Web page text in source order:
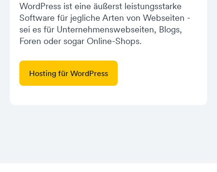
WordPress ist eine äußerst leistungsstarke
Software für jegliche Arten von Webseiten -
sei es für Unternehmenswebseiten, Blogs,
Foren oder sogar Online-Shops.
Hosting für WordPress